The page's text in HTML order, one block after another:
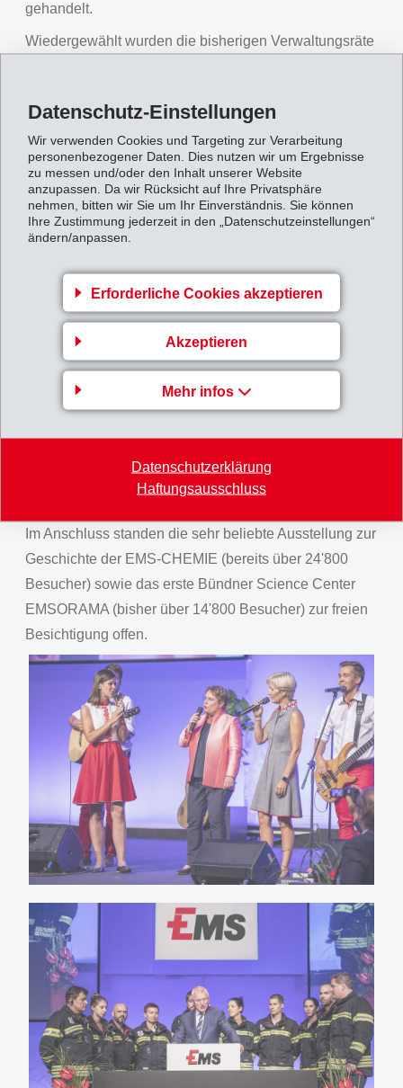
Datenschutz-Einstellungen
Wir verwenden Cookies und Targeting zur Verarbeitung
personenbezogener Daten. Dies nutzen wir um Ergebnisse
zu messen und/oder den Inhalt unserer Website
anzupassen. Da wir Rücksicht auf Ihre Privatsphäre
nehmen, bitten wir Sie um Ihr Einverständnis. Sie können
Ihre Zustimmung jederzeit in den „Datenschutzeinstellungen“
ändern/anpassen.
Erforderliche Cookies akzeptieren
Akzeptieren
Mehr infos
Datenschutzerklärung
Haftungsausschluss
gehandelt.
Wiedergewählt wurden die bisherigen Verwaltungsräte
und Christoph Mäder, sowie Ernst & Young AG, Zürich,
als Revisionsstelle und Dr. iur. Robert K. Däppen als
unabhängiger Stimmrechtsvertreter.
Im vergrösserten Festzelt
auf dem Werkplatz
Domat/Ems erhielten die Aktionäre eindreigängiges
Mittagsmenü
Bündner Puurachalb-Bratwurstim Hauptgang
serviert.4 Köcheder Cantinetta Bialla mit53 Helfern
Männerriege Taminsund derLandfrauenstanden
für die Zubereitung von145kg Blattsalat,
Bündnerfleisch,2'650Bündner Puurachalb-Bratwürste,
kg Kartoffeln sowie
127 Mitgliedernverschiedener Vereine aus der Region
Im Anschluss standen die sehr beliebte Ausstellung zur
Geschichte der EMS-CHEMIE (bereits über 24'800
Besucher) sowie das erste Bündner Science Center
EMSORAMA (bisher über 14'800 Besucher) zur freien
Besichtigung offen.